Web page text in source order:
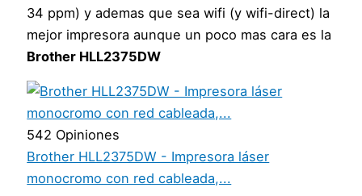
34 ppm) y ademas que sea wifi (y wifi-direct) la
mejor impresora aunque un poco mas cara es la
Brother HLL2375DW
542 Opiniones
Brother HLL2375DW - Impresora láser
monocromo con red cableada,...